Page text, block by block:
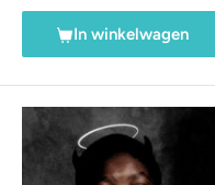
In winkelwagen